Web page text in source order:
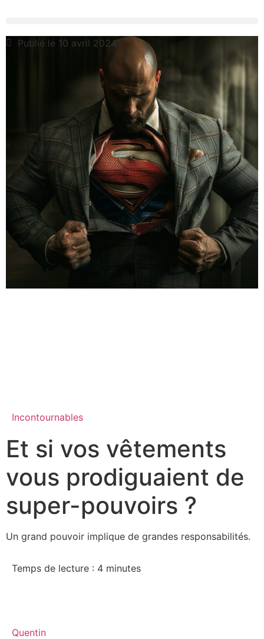
Incontournables
Et si vos vêtements
vous prodiguaient de
super-pouvoirs ?
Un grand pouvoir implique de grandes responsabilités.
Quentin
Temps de lecture : 4 minutes
Publié le 10 avril 2024